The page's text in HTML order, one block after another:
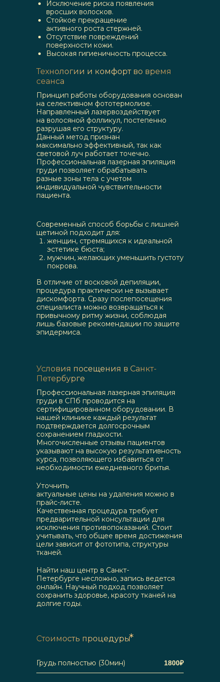
Технологии и комфорт во время
сеанса
Исключение риска появления
вросших волосков.
Стойкое прекращение
активного роста стержней.
Отсутствие повреждений
поверхности кожи.
Высокая гигиеничность процесса.
Принцип работы оборудования основан
на селективном фототермолизе.
Направленный лазервоздействует
на волосяной фолликул, постепенно
разрушая его структуру.
Данный метод признан
максимально эффективный, так как
световой луч работает точечно.
Профессиональная лазерная эпиляция
груди позволяет обрабатывать
разные зоны тела с учетом
индивидуальной чувствительности
пациента.
Современный способ борьбы с лишней
щетиной подходит для:
женщин, стремящихся к идеальной
эстетике бюста;
мужчин, желающих уменьшить густоту
покрова.
В отличие от восковой депиляции,
процедура практически не вызывает
дискомфорта. Сразу послепосещения
специалиста можно возвращаться к
привычному ритму жизни, соблюдая
лишь базовые рекомендации по защите
эпидермиса.
Условия посещения в Санкт-
Петербурге
Профессиональная лазерная эпиляция
груди в СПб проводится на
сертифицированном оборудовании. В
нашей клинике каждый результат
подтверждается долгосрочным
сохранением гладкости.
Многочисленные отзывы пациентов
указывают на высокую результативность
курса, позволяющего избавиться от
необходимости ежедневного бритья.
Уточнить
актуальные цены на удаления можно в
прайс-листе.
Качественная процедура требует
предварительной консультации для
исключения противопоказаний. Стоит
учитывать, что общее время достижения
цели зависит от фототипа, структуры
тканей.
Найти наш центр в Санкт-
Петербурге несложно, запись ведется
онлайн. Научный подход позволяет
сохранить здоровье, красоту тканей на
долгие годы.
Стоимость процедуры*
Грудь полностью (30мин) 1800₽